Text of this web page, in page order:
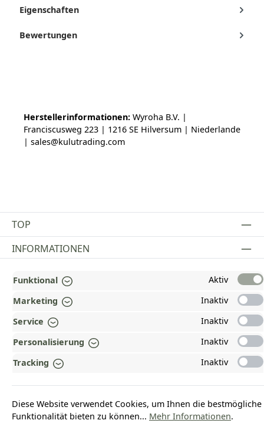
Eigenschaften
Bewertungen
Herstellerinformationen: Wyroha B.V. |
Franciscusweg 223 | 1216 SE Hilversum | Niederlande
| sales@kulutrading.com
TOP
Vertrag widerrufen
INFORMATIONEN
ZAHLUNGS- UND VERSANDARTEN
AUSGEZEICHNET UND ZERTIFIZIERT!
WARUM HEAD-SHOP.DE?
UNSERE COMMUNITIES
Funktional
Aktiv
Marketing
Inaktiv
Service
Inaktiv
Personalisierung
Inaktiv
Tracking
Inaktiv
Diese Website verwendet Cookies, um Ihnen die bestmögliche
Funktionalität bieten zu können... Mehr Informationen.